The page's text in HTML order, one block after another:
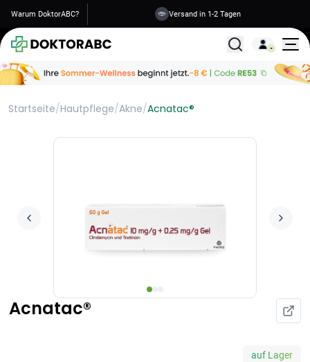
Warum DoktorABC? Versand in 1-2 Tagen
Alle
Startseite/Hautpflege/Akne/Acnatac®
Acnatac®
auf Lager